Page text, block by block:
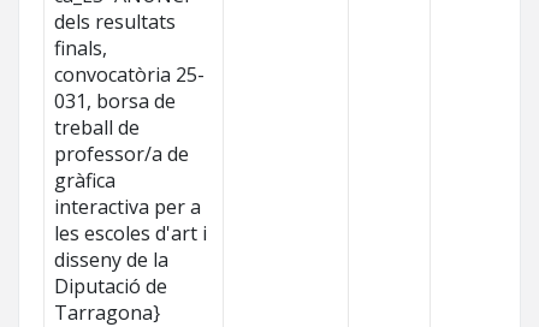
dels resultats
finals,
convocatòria 25-
031, borsa de
treball de
professor/a de
gràfica
interactiva per a
les escoles d'art i
disseny de la
Diputació de
Tarragona}